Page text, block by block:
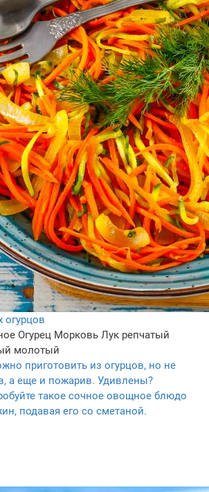
огурцов
Огурец Морковь Лук репчатый
молотый
приготовить из огурцов, но не
а еще и пожарив. Удивлены?
такое сочное овощное блюдо
подавая его со сметаной.